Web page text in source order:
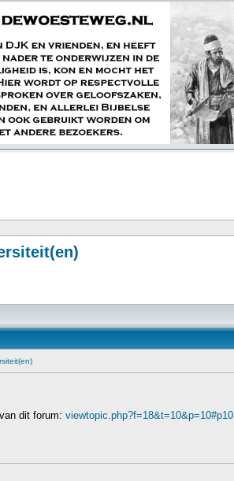
dit forum: viewtopic.php?f=18&t=10&p=10#p10